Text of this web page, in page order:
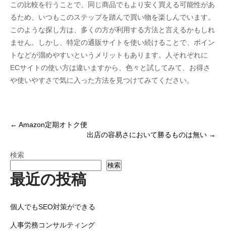
この比較を行うことで、同じ商品でもより安く買える可能性があ
るため、いつもこのステップを踏んで買い物を楽しんでいます。
このような探し方は、多くの方が利用する方法と言えるかもしれ
ません。しかし、特定の通販サイトを使い続けることで、ポイン
トなどが溜めやすいというメリットもあります。人それぞれに
ECサイトの使い方は違いますから、色々と試してみて、お得さ
や使いやすさで気に入った方法を見つけてみてください。
投
ナ
ビ
ゲ
ー
← Amazon定期オトク便
出店の容易さにおいて勝るものは無い →
検索
検索
最近の投稿
個人でもSEO対策ができる
人事労務コンサルティング